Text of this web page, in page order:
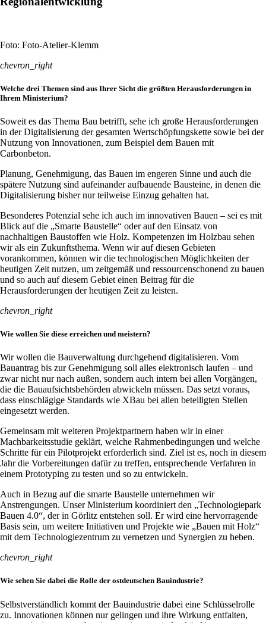
Foto: Foto-Atelier-Klemm
chevron_right
Welche drei Themen sind aus Ihrer Sicht die größten Herausforderungen in
Ihrem Ministerium?
Soweit es das Thema Bau betrifft, sehe ich große Herausforderungen
in der Digitalisierung der gesamten Wertschöpfungskette sowie bei der
Nutzung von Innovationen, zum Beispiel dem Bauen mit
Carbonbeton.
Planung, Genehmigung, das Bauen im engeren Sinne und auch die
spätere Nutzung sind aufeinander aufbauende Bausteine, in denen die
Digitalisierung bisher nur teilweise Einzug gehalten hat.
Besonderes Potenzial sehe ich auch im innovativen Bauen – sei es mit
Blick auf die „Smarte Baustelle“ oder auf den Einsatz von
nachhaltigen Baustoffen wie Holz. Kompetenzen im Holzbau sehen
wir als ein Zukunftsthema. Wenn wir auf diesen Gebieten
vorankommen, können wir die technologischen Möglichkeiten der
heutigen Zeit nutzen, um zeitgemäß und ressourcenschonend zu bauen
und so auch auf diesem Gebiet einen Beitrag für die
Herausforderungen der heutigen Zeit zu leisten.
chevron_right
Wie wollen Sie diese erreichen und meistern?
Wir wollen die Bauverwaltung durchgehend digitalisieren. Vom
Bauantrag bis zur Genehmigung soll alles elektronisch laufen – und
zwar nicht nur nach außen, sondern auch intern bei allen Vorgängen,
die die Bauaufsichtsbehörden abwickeln müssen. Das setzt voraus,
dass einschlägige Standards wie XBau bei allen beteiligten Stellen
eingesetzt werden.
Gemeinsam mit weiteren Projektpartnern haben wir in einer
Machbarkeitsstudie geklärt, welche Rahmenbedingungen und welche
Schritte für ein Pilotprojekt erforderlich sind. Ziel ist es, noch in diesem
Jahr die Vorbereitungen dafür zu treffen, entsprechende Verfahren in
einem Prototyping zu testen und so zu entwickeln.
Auch in Bezug auf die smarte Baustelle unternehmen wir
Anstrengungen. Unser Ministerium koordiniert den „Technologiepark
Bauen 4.0“, der in Görlitz entstehen soll. Er wird eine hervorragende
Basis sein, um weitere Initiativen und Projekte wie „Bauen mit Holz“
mit dem Technologiezentrum zu vernetzen und Synergien zu heben.
chevron_right
Wie sehen Sie dabei die Rolle der ostdeutschen Bauindustrie?
Selbstverständlich kommt der Bauindustrie dabei eine Schlüsselrolle
zu. Innovationen können nur gelingen und ihre Wirkung entfalten,